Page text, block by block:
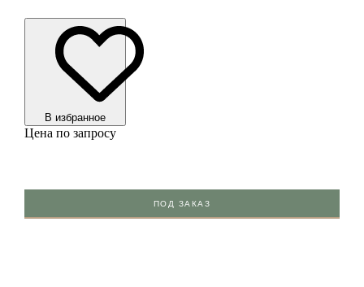
В избранноe
Цена по запросу
ПОД ЗАКАЗ